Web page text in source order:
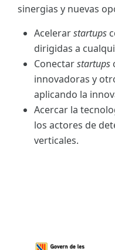
sinergias y nuevas
Acelerarstartups
dirigidas a
Conectarstartups
innovadoras y
aplicando la
Acercar la
los actores de
verticales.